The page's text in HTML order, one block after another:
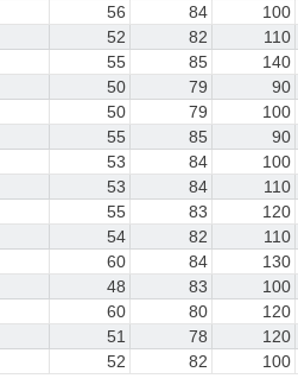
56 84 100
52 82 110
55 85 140
50 79 90
50 79 100
55 85 90
53 84 100
53 84 110
55 83 120
54 82 110
60 84 130
48 83 100
60 80 120
51 78 120
52 82 100